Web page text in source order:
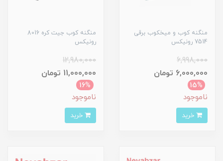
منگنه کوب و میخکوب برقی
7514 رونیکس
6,998,000
6,000,000 تومان
15%
ناموجود
منگنه کوب جیت کره 8016
رونیکس
12,980,000
11,000,000 تومان
16%
ناموجود